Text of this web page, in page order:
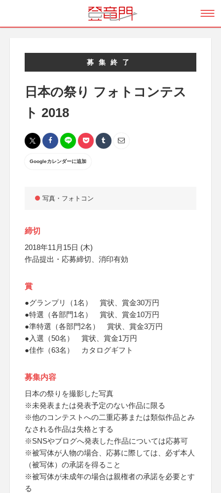
募集終了
日本の祭り フォトコンテス
ト 2018
Googleカレンダーに追加
写真・フォトコン
締切
2018年11月15日 (木)
作品提出・応募締切、消印有効
賞
●グランプリ（1名） 賞状、賞金30万円
●特選（各部門1名） 賞状、賞金10万円
●準特選（各部門2名） 賞状、賞金3万円
●入選（50名） 賞状、賞金1万円
●佳作（63名） カタログギフト
募集内容
日本の祭りを撮影した写真
※未発表または発表予定のない作品に限る
※他のコンテストへの二重応募または類似作品とみ
なされる作品は失格とする
※SNSやブログへ発表した作品については応募可
※被写体が人物の場合、応募に際しては、必ず本人
（被写体）の承諾を得ること
※被写体が未成年の場合は親権者の承諾を必要とす
る